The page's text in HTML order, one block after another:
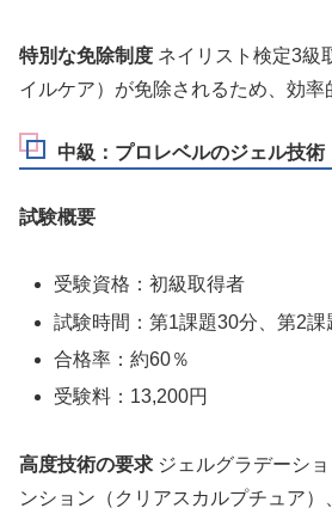
特別な免除制度 ネイリスト検定3級
イルケア）が免除されるため、効率
中級：プロレベルのジェル技術
試験概要
受験資格：初級取得者
試験時間：第1課題30分、第2
合格率：約60％
受験料：13,200円
高度技術の要求 ジェルグラデーシ
ンション（クリアスカルプチュア